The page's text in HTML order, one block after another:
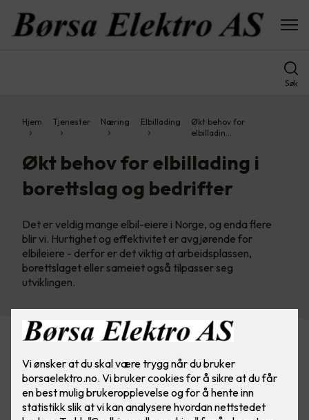
Søk
Hjem Tjenester Næring Elbillading
Økt behov for
elbilladin…
Økt behov for elbillading i
borettslag og bedrifter
Det er veldig mange elbil-eiere i Norge, og enda flere
blir vi. Hurtighet og effektivitet er avgjørende for
elbileiere - derfor er det viktig at arbeidsplassen,
borettslaget eller sameiet også tilpasser seg
utviklingen.